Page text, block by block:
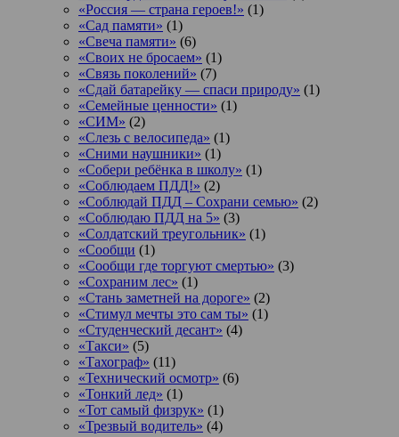
«Россия — страна героев!» (1)
«Сад памяти» (1)
«Свеча памяти» (6)
«Своих не бросаем» (1)
«Связь поколений» (7)
«Сдай батарейку — спаси природу» (1)
«Семейные ценности» (1)
«СИМ» (2)
«Слезь с велосипеда» (1)
«Сними наушники» (1)
«Собери ребёнка в школу» (1)
«Соблюдаем ПДД!» (2)
«Соблюдай ПДД – Сохрани семью» (2)
«Соблюдаю ПДД на 5» (3)
«Солдатский треугольник» (1)
«Сообщи (1)
«Сообщи где торгуют смертью» (3)
«Сохраним лес» (1)
«Стань заметней на дороге» (2)
«Стимул мечты это сам ты» (1)
«Студенческий десант» (4)
«Такси» (5)
«Тахограф» (11)
«Технический осмотр» (6)
«Тонкий лед» (1)
«Тот самый физрук» (1)
«Трезвый водитель» (4)